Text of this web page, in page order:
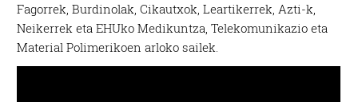
Fagorrek, Burdinolak, Cikautxok, Leartikerrek, Azti-k,
Neikerrek eta EHUko Medikuntza, Telekomunikazio eta
Material Polimerikoen arloko sailek.